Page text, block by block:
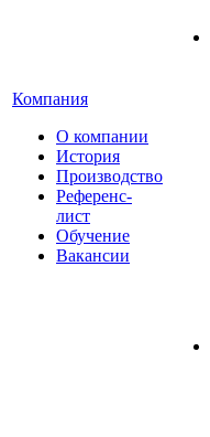
Компания
О компании
История
Производство
Референс-
лист
Обучение
Вакансии